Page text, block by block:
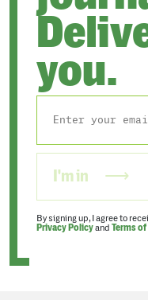
you.
I'm in
By signing up, I agree to
Privacy Policyand Terms of